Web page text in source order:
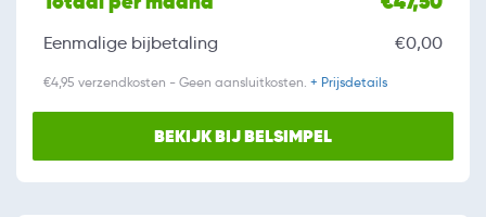
Eenmalige bijbetaling €0,00
€4,95 verzendkosten - Geen aansluitkosten. + Prijsdetails
BEKIJK BIJ BELSIMPEL